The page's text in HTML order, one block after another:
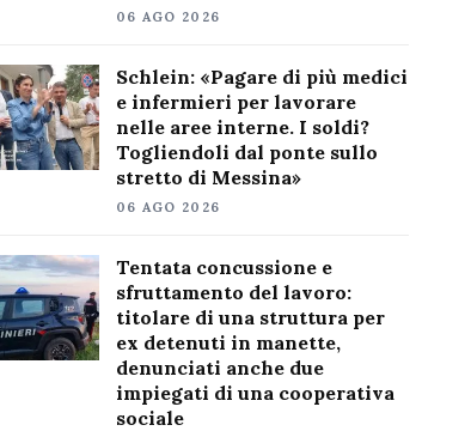
06 AGO 2026
Schlein: «Pagare di più medici
e infermieri per lavorare
nelle aree interne. I soldi?
Togliendoli dal ponte sullo
stretto di Messina»
06 AGO 2026
Tentata concussione e
sfruttamento del lavoro:
titolare di una struttura per
ex detenuti in manette,
denunciati anche due
impiegati di una cooperativa
sociale